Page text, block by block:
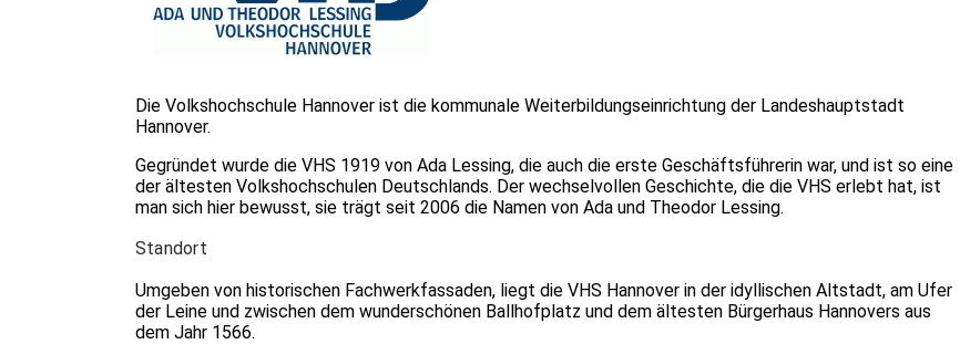
Die Volkshochschule Hannover ist die kommunale Weiterbildungseinrichtung der Landeshauptstadt
Hannover.
Gegründet wurde die VHS 1919 von Ada Lessing, die auch die erste Geschäftsführerin war, und ist so eine
der ältesten Volkshochschulen Deutschlands. Der wechselvollen Geschichte, die die VHS erlebt hat, ist
man sich hier bewusst, sie trägt seit 2006 die Namen von Ada und Theodor Lessing.
Standort
Umgeben von historischen Fachwerkfassaden, liegt die VHS Hannover in der idyllischen Altstadt, am Ufer
der Leine und zwischen dem wunderschönen Ballhofplatz und dem ältesten Bürgerhaus Hannovers aus
dem Jahr 1566.